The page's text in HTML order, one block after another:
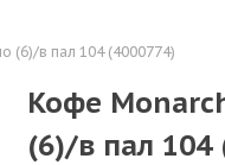
(6)/в пал 104 (4000774)
Кофе
(6)/в пал 104